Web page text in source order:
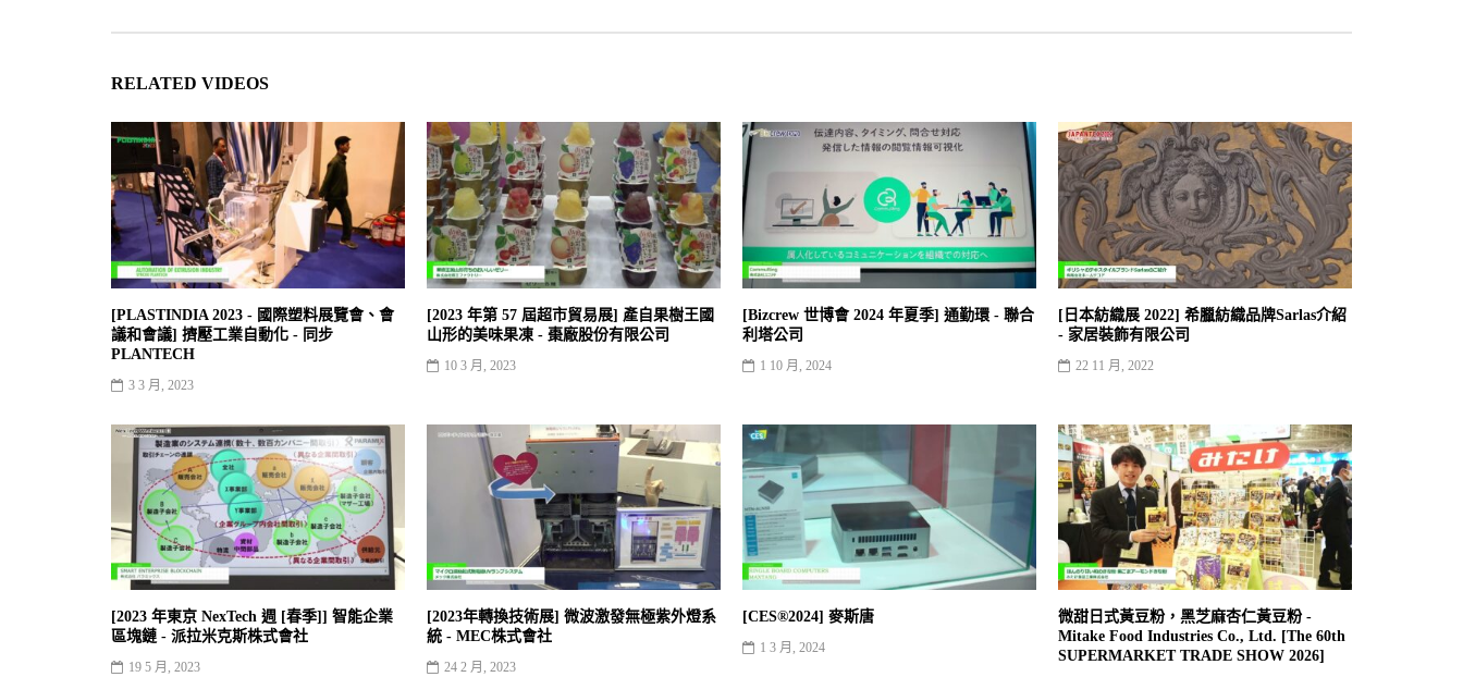
RELATED VIDEOS
[PLASTINDIA 2023 - 國際塑料展覽會、會
議和會議] 擠壓工業自動化 - 同步
PLANTECH
3 3 月, 2023
[2023 年第 57 屆超市貿易展] 產自果樹王國
山形的美味果凍 - 棗廠股份有限公司
10 3 月, 2023
[Bizcrew 世博會 2024 年夏季] 通勤環 - 聯合
利塔公司
1 10 月, 2024
[日本紡織展 2022] 希臘紡織品牌Sarlas介紹
- 家居裝飾有限公司
22 11 月, 2022
[2023 年東京 NexTech 週 [春季]] 智能企業
區塊鏈 - 派拉米克斯株式會社
19 5 月, 2023
[2023年轉換技術展] 微波激發無極紫外燈系
統 - MEC株式會社
24 2 月, 2023
[CES®2024] 麥斯唐
1 3 月, 2024
微甜日式黃豆粉，黑芝麻杏仁黃豆粉 -
Mitake Food Industries Co., Ltd. [The 60th
SUPERMARKET TRADE SHOW 2026]